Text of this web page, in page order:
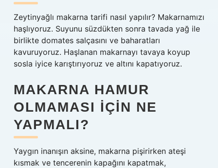
Zeytinyağlı makarna tarifi nasıl yapılır? Makarnamızı
haşlıyoruz. Suyunu süzdükten sonra tavada yağ ile
birlikte domates salçasını ve baharatları
kavuruyoruz. Haşlanan makarnayı tavaya koyup
sosla iyice karıştırıyoruz ve altını kapatıyoruz.
MAKARNA HAMUR
OLMAMASI IÇIN NE
YAPMALI?
Yaygın inanışın aksine, makarna pişirirken ateşi
kısmak ve tencerenin kapağını kapatmak,